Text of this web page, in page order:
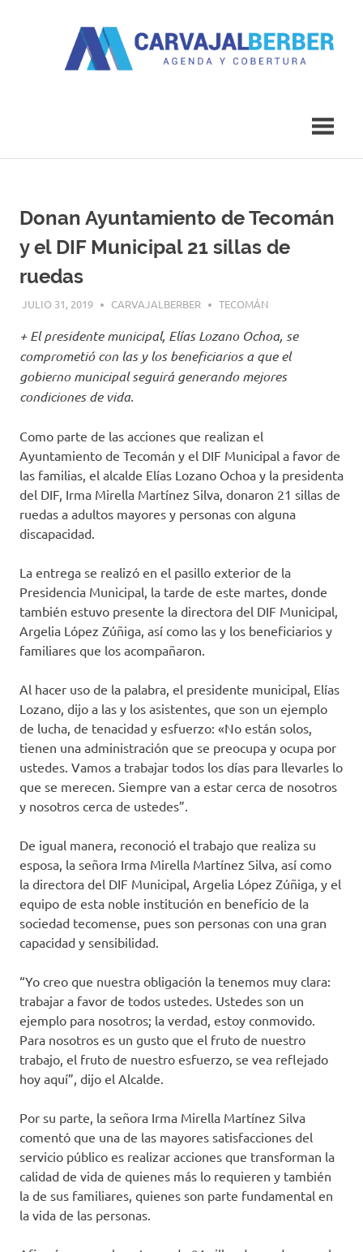
Donan Ayuntamiento de Tecomán
y el DIF Municipal 21 sillas de
ruedas
JULIO 31, 2019 CARVAJALBERBER TECOMÁN
+ El presidente municipal, Elías Lozano Ochoa, se
comprometió con las y los beneficiarios a que el
gobierno municipal seguirá generando mejores
condiciones de vida.
Como parte de las acciones que realizan el
Ayuntamiento de Tecomán y el DIF Municipal a favor de
las familias, el alcalde Elías Lozano Ochoa y la presidenta
del DIF, Irma Mirella Martínez Silva, donaron 21 sillas de
ruedas a adultos mayores y personas con alguna
discapacidad.
La entrega se realizó en el pasillo exterior de la
Presidencia Municipal, la tarde de este martes, donde
también estuvo presente la directora del DIF Municipal,
Argelia López Zúñiga, así como las y los beneficiarios y
familiares que los acompañaron.
Al hacer uso de la palabra, el presidente municipal, Elías
Lozano, dijo a las y los asistentes, que son un ejemplo
de lucha, de tenacidad y esfuerzo: «No están solos,
tienen una administración que se preocupa y ocupa por
ustedes. Vamos a trabajar todos los días para llevarles lo
que se merecen. Siempre van a estar cerca de nosotros
y nosotros cerca de ustedes”.
De igual manera, reconoció el trabajo que realiza su
esposa, la señora Irma Mirella Martínez Silva, así como
la directora del DIF Municipal, Argelia López Zúñiga, y el
equipo de esta noble institución en beneficio de la
sociedad tecomense, pues son personas con una gran
capacidad y sensibilidad.
“Yo creo que nuestra obligación la tenemos muy clara:
trabajar a favor de todos ustedes. Ustedes son un
ejemplo para nosotros; la verdad, estoy conmovido.
Para nosotros es un gusto que el fruto de nuestro
trabajo, el fruto de nuestro esfuerzo, se vea reflejado
hoy aquí”, dijo el Alcalde.
Por su parte, la señora Irma Mirella Martínez Silva
comentó que una de las mayores satisfacciones del
servicio público es realizar acciones que transforman la
calidad de vida de quienes más lo requieren y también
la de sus familiares, quienes son parte fundamental en
la vida de las personas.